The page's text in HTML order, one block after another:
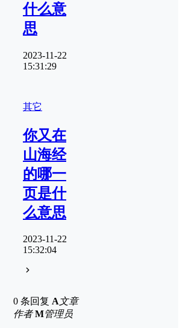
什么意
思
2023-11-22
15:31:29
其它
你又在
山海经
的哪一
页是什
么意思
2023-11-22
15:32:04
0 条回复 A文章
作者 M管理员